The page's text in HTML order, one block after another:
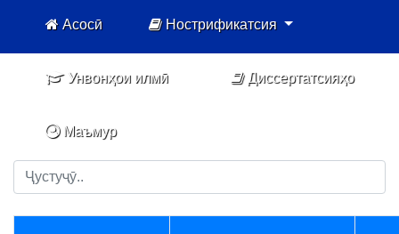
Асосӣ Нострификатсия
Унвонҳои илмӣ Диссертатсияҳо
Маъмур